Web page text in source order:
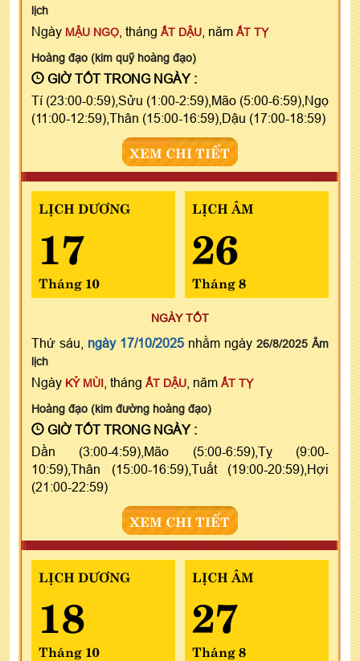
lịch
Ngày MẬU NGỌ , tháng ẤT DẬU , năm ẤT TỴ
Hoàng đạo (kim quỹ hoàng đạo)
GIỜ TỐT TRONG NGÀY :
Tí (23:00-0:59),Sửu (1:00-2:59),Mão (5:00-6:59),Ngọ
(11:00-12:59),Thân (15:00-16:59),Dậu (17:00-18:59)
XEM CHI TIẾT
LỊCH DƯƠNG
17
Tháng 10
LỊCH ÂM
26
Tháng 8
NGÀY TỐT
Thứ sáu, ngày 17/10/2025 nhằm ngày 26/8/2025 Âm
lịch
Ngày KỶ MÙI , tháng ẤT DẬU , năm ẤT TỴ
Hoàng đạo (kim đường hoàng đạo)
GIỜ TỐT TRONG NGÀY :
Dần (3:00-4:59),Mão (5:00-6:59),Tỵ (9:00-
10:59),Thân (15:00-16:59),Tuất (19:00-20:59),Hợi
(21:00-22:59)
XEM CHI TIẾT
LỊCH DƯƠNG
18
Tháng 10
LỊCH ÂM
27
Tháng 8